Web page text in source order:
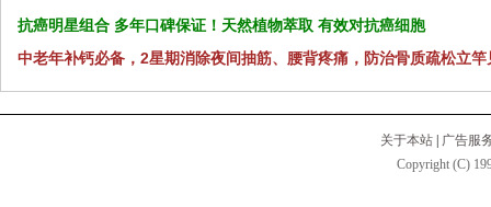
抗癌明星组合 多年口碑保证！天然植物萃取 有效对抗癌细胞
中老年补钙必备，2星期消除夜间抽筋、腰背疼痛，防治骨质疏松立竿
关于本站
广告服
Copyright (C)